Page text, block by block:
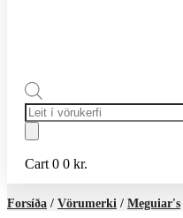
Products
search
Cart 0 0 kr.
Forsíða / Vörumerki / Meguiar's